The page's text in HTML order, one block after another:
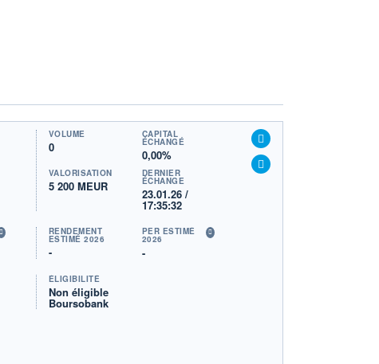
VOLUME
0
CAPITAL
ÉCHANGÉ
0,00%
VALORISATION
5 200 MEUR
DERNIER
ÉCHANGE
23.01.26 /
17:35:32
RENDEMENT
ESTIMÉ 2026
-
PER ESTIMÉ
2026
-
ÉLIGIBILITÉ
Non éligible
Boursobank